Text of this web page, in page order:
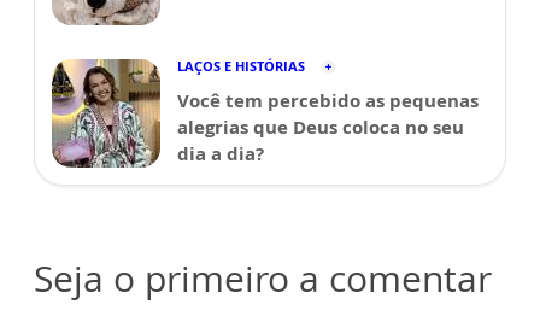
LAÇOS E HISTÓRIAS
Você tem percebido as pequenas
alegrias que Deus coloca no seu
dia a dia?
Seja o primeiro a comentar